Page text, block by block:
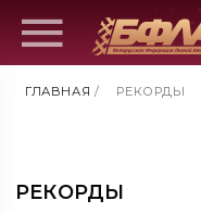
ГЛАВНАЯ / РЕКОРДЫ
РЕКОРДЫ